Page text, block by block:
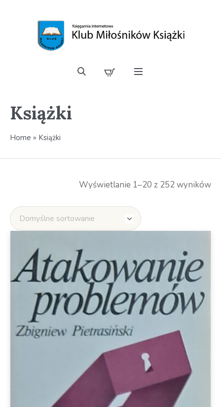
Książki
Home » Książki
Wyświetlanie 1–20 z 252 wyników